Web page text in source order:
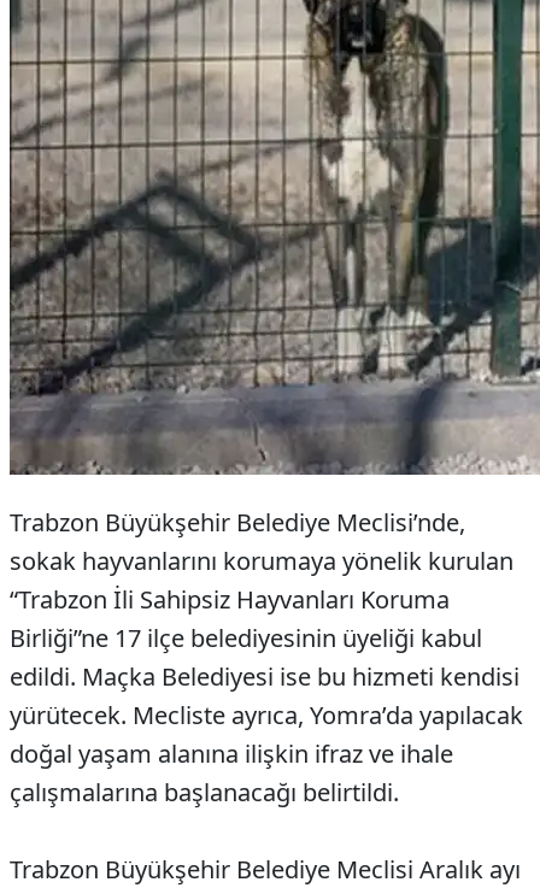
Trabzon Büyükşehir Belediye Meclisi’nde,
sokak hayvanlarını korumaya yönelik kurulan
“Trabzon İli Sahipsiz Hayvanları Koruma
Birliği”ne 17 ilçe belediyesinin üyeliği kabul
edildi. Maçka Belediyesi ise bu hizmeti kendisi
yürütecek. Mecliste ayrıca, Yomra’da yapılacak
doğal yaşam alanına ilişkin ifraz ve ihale
çalışmalarına başlanacağı belirtildi.
Trabzon Büyükşehir Belediye Meclisi Aralık ayı